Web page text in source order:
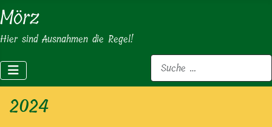
Mörz
Hier sind Ausnahmen die Regel!
Suchen
2024